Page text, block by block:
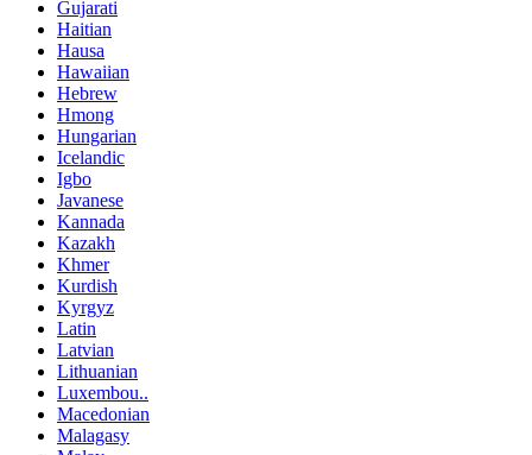
Gujarati
Haitian
Hausa
Hawaiian
Hebrew
Hmong
Hungarian
Icelandic
Igbo
Javanese
Kannada
Kazakh
Khmer
Kurdish
Kyrgyz
Latin
Latvian
Lithuanian
Luxembou..
Macedonian
Malagasy